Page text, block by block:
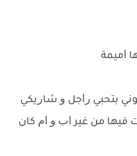
ﺍﻣﻴﻤﺔ
ﺑﺘﺤﺒﻲ ﺭﺍﺟﻞ ﻭ ﺷﺎﺭﻳﻜﻲ
ﻓﻴﻬﺎ ﻣﻦ ﻏﻴﺮ ﺍﺏ ﻭ ﺍﻡ ﻛﺎﻥ